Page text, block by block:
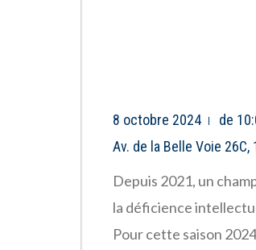
8 octobre 2024
de
Av. de la Belle Voie 26C,
Depuis 2021, un
la déficience
Pour cette saison